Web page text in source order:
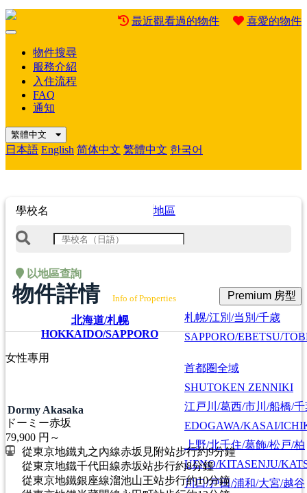
最近觀看過的物件 喜愛的物件
Mobile
物件搜尋
服務介紹
入住流程
FAQ
通知
繁體中文
日本語 English 简体中文 繁體中文 한국어
學校名 地區
以地區查詢
北海道/札幌
HOKKAIDO/SAPPORO
札幌/江別/当別/千歳
SAPPORO/EBETSU/
首都圏全域
SHUTOKEN ZENNIKI
江戸川/葛西/市川/船橋/千
EDOGAWA/KASAI/
上野/北千住/葛飾/松戸/柏
UENO/KITASENJU/
川口/戸田/浦和/大宮/越谷
物件詳情 Info of Properties Premium 房型
女性專用
Dormy Akasaka
ドーミー赤坂
79,900 円～
從東京地鐵丸之內線赤坂見附站步行約9分鐘
從東京地鐵千代田線赤坂站步行約8分鐘
從東京地鐵銀座線溜池山王站步行約10分鐘